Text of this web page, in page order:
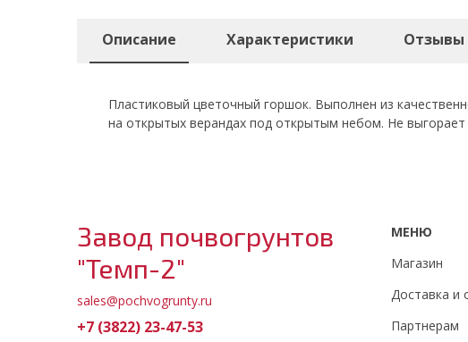
Описание Характеристики Отзывы
Пластиковый цветочный горшок. Выполнен из
на открытых верандах под открытым небом. Не
Завод почвогрунтов
"Темп-2"
sales@pochvogrunty.ru
+7 (3822) 23-47-53
МЕНЮ
Магазин
Доставка и
Партнерам